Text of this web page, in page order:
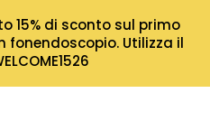
15% di sconto sul primo
fonendoscopio. Utilizza il